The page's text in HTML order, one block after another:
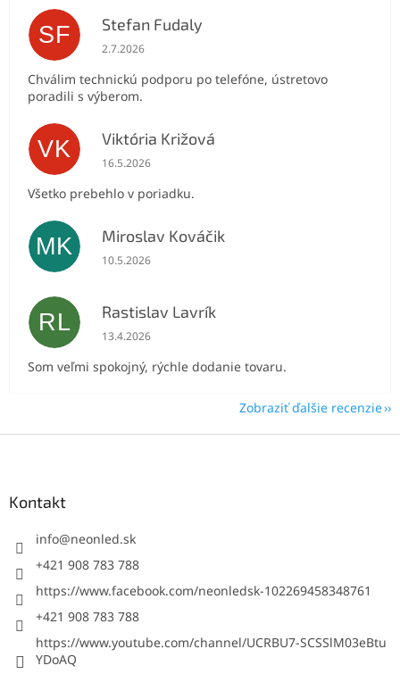
SF Stefan Fudaly
Hodnotenie obchodu je 5 z 5 hviezdičiek.
2.7.2026
Chválim technickú podporu po telefóne, ústretovo
poradili s výberom.
VK Viktória Križová
Hodnotenie obchodu je 5 z 5 hviezdičiek.
16.5.2026
Všetko prebehlo v poriadku.
MK Miroslav Kováčik
Hodnotenie obchodu je 5 z 5 hviezdičiek.
10.5.2026
RL Rastislav Lavrík
Hodnotenie obchodu je 5 z 5 hviezdičiek.
13.4.2026
Som veľmi spokojný, rýchle dodanie tovaru.
Zobraziť ďalšie recenzie
Kontakt
info@neonled.sk
+421 908 783 788
https://www.facebook.com/neonledsk-102269458348761
+421 908 783 788
https://www.youtube.com/channel/UCRBU7-SCSSlM03eBtu
YDoAQ